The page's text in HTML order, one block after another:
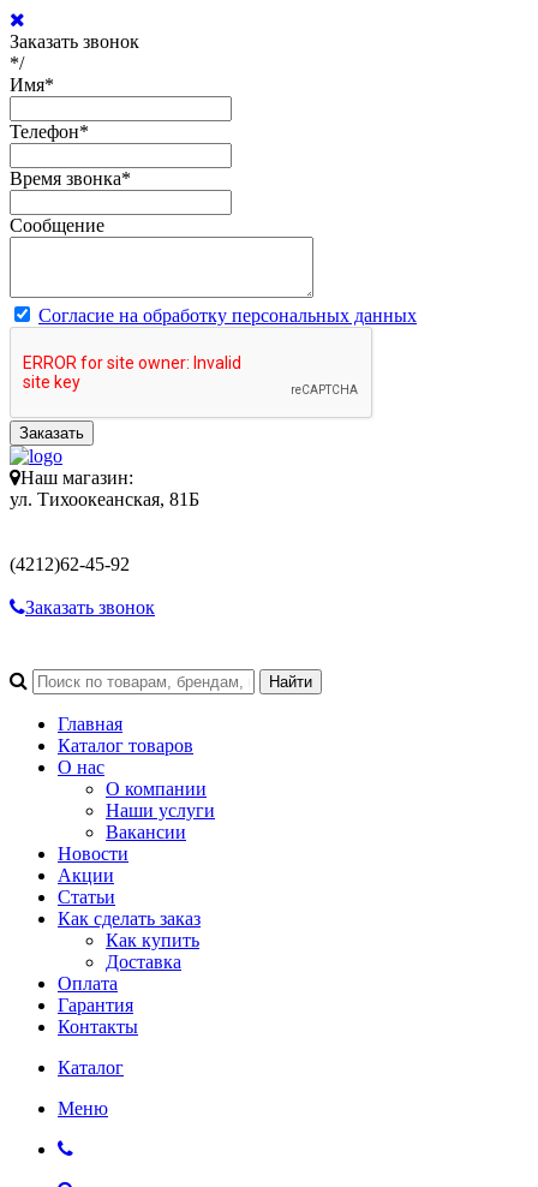
Заказать звонок
*/
Имя*
Телефон*
Время звонка*
Сообщение
Согласие на обработку персональных данных
Заказать
Наш магазин:
ул. Тихоокеанская, 81Б
(4212)62-45-92
Заказать звонок
Главная
Каталог товаров
О нас
О компании
Наши услуги
Вакансии
Новости
Акции
Статьи
Как сделать заказ
Как купить
Доставка
Оплата
Гарантия
Контакты
Каталог
Меню